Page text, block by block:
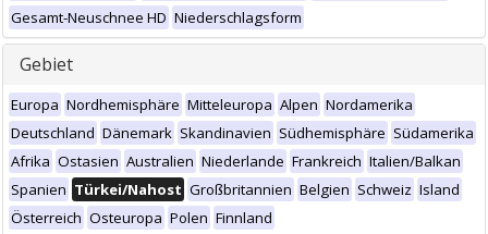
Gesamt-Neuschnee HD Niederschlagsform
Gebiet
Europa Nordhemisphäre Mitteleuropa Alpen Nordamerika
Deutschland Dänemark Skandinavien Südhemisphäre Südamerika
Afrika Ostasien Australien Niederlande Frankreich Italien/Balkan
Spanien Türkei/Nahost Großbritannien Belgien Schweiz Island
Österreich Osteuropa Polen Finnland